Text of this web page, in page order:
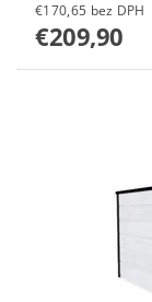
€170,65 bez DPH
€209,90